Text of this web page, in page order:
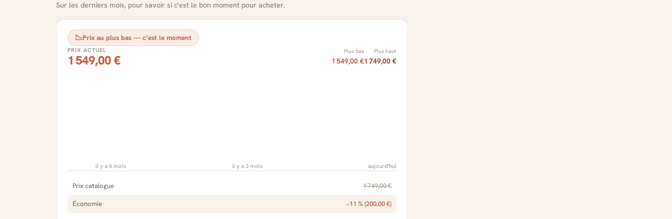
Sur les derniers mois, pour savoir si c'est le bon moment pour acheter.
📉Prix au plus bas — c’est le moment
PRIX ACTUEL
1 549,00 €
Plus bas
1 549,00 €
Plus haut
1 749,00 €
il y a 6 mois il y a 3 mois aujourd'hui
Prix catalogue 1 749,00 €
Économie −11 % (200,00 €)